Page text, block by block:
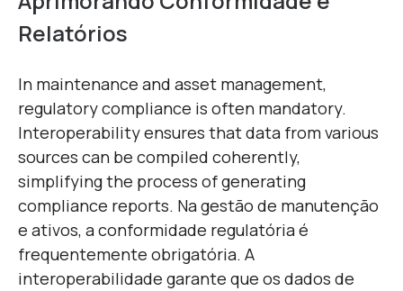
Relatórios
In maintenance and asset management,
regulatory compliance is often mandatory.
Interoperability ensures that data from various
sources can be compiled coherently,
simplifying the process of generating
compliance reports. Na gestão de manutenção
e ativos, a conformidade regulatória é
frequentemente obrigatória. A
interoperabilidade garante que os dados de